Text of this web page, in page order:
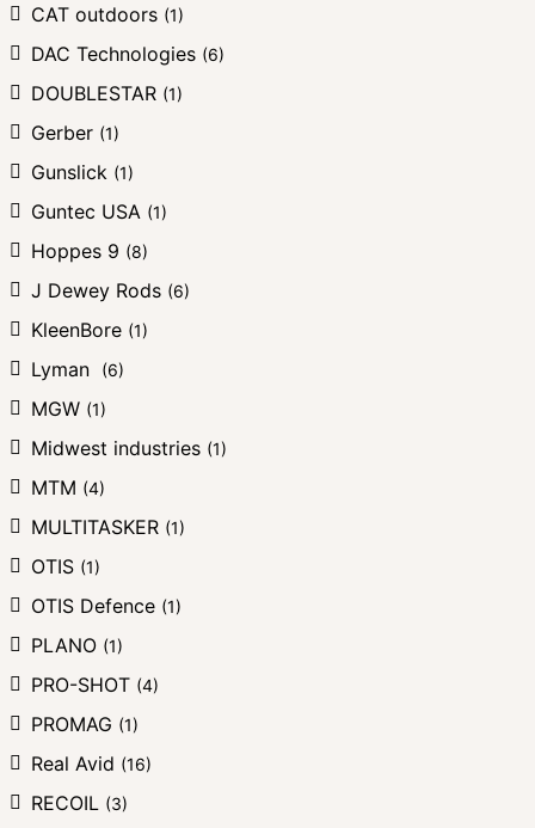
CAT outdoors (1)
DAC Technologies (6)
DOUBLESTAR (1)
Gerber (1)
Gunslick (1)
Guntec USA (1)
Hoppes 9 (8)
J Dewey Rods (6)
KleenBore (1)
Lyman (6)
MGW (1)
Midwest industries (1)
MTM (4)
MULTITASKER (1)
OTIS (1)
OTIS Defence (1)
PLANO (1)
PRO-SHOT (4)
PROMAG (1)
Real Avid (16)
RECOIL (3)